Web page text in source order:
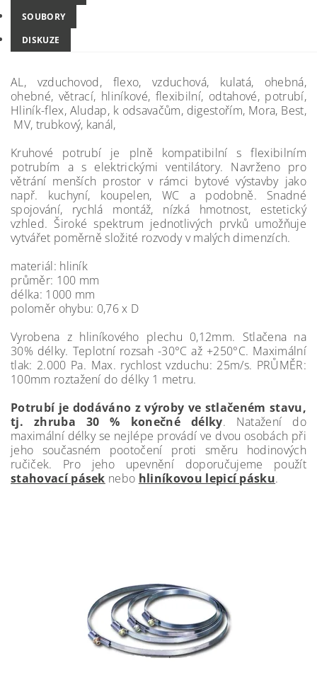
SOUBORY
DISKUZE
AL, vzduchovod, flexo, vzduchová, kulatá, ohebná,
ohebné, větrací, hliníkové, flexibilní, odtahové, potrubí,
Hliník-flex, Aludap, k odsavačům, digestořím, Mora, Best,
MV, trubkový, kanál,
Kruhové potrubí je plně kompatibilní s flexibilním
potrubím a s elektrickými ventilátory. Navrženo pro
větrání menších prostor v rámci bytové výstavby jako
např. kuchyní, koupelen, WC a podobně. Snadné
spojování, rychlá montáž, nízká hmotnost, estetický
vzhled. Široké spektrum jednotlivých prvků umožňuje
vytvářet poměrně složité rozvody v malých dimenzích.
materiál: hliník
průměr: 100 mm
délka: 1000 mm
poloměr ohybu: 0,76 x D
Vyrobena z hliníkového plechu 0,12mm. Stlačena na
30% délky. Teplotní rozsah -30°C až +250°C. Maximální
tlak: 2.000 Pa. Max. rychlost vzduchu: 25m/s. PRŮMĚR:
100mm roztažení do délky 1 metru.
Potrubí je dodáváno z výroby ve stlačeném stavu,
tj. zhruba 30 % konečné délky. Natažení do
maximální délky se nejlépe provádí ve dvou osobách při
jeho současném pootočení proti směru hodinových
ručiček. Pro jeho upevnění doporučujeme použít
stahovací pásek nebo hliníkovou lepicí pásku.